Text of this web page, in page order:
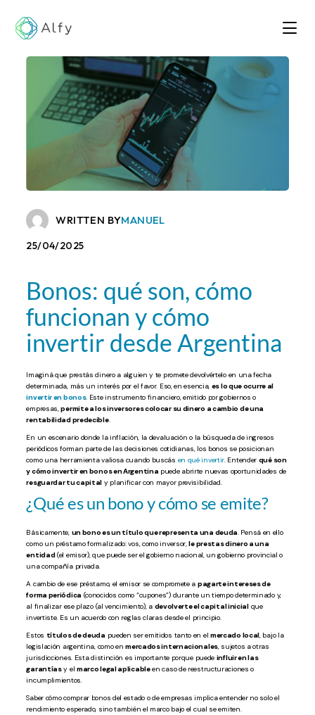
WRITTEN BYMANUEL
25/04/2025
Bonos: qué son, cómo
funcionan y cómo
invertir desde Argentina
Imaginá que prestás dinero a alguien y te promete devolvértelo en una fecha
determinada, más un interés por el favor. Eso, en esencia, es lo que ocurre al
invertir en bonos. Este instrumento financiero, emitido por gobiernos o
empresas,permite a los inversores colocar su dinero a cambio de una
rentabilidad predecible.
En un escenario donde la inflación, la devaluación o la búsqueda de ingresos
periódicos forman parte de las decisiones cotidianas, los bonos se posicionan
como una herramienta valiosa cuando buscás en qué invertir. Entender qué son
y cómo invertir en bonos en Argentina puede abrirte nuevas oportunidades de
resguardar tu capital y planificar con mayor previsibilidad.
¿Qué es un bono y cómo se emite?
Básicamente, un bono es un título que representa una deuda. Pensá en ello
como un préstamo formalizado: vos, como inversor,le prestas dinero a una
entidad(el emisor), que puede ser el gobierno nacional, un gobierno provincial o
una compañía privada.
A cambio de ese préstamo, el emisor se compromete a pagarte intereses de
forma periódica (conocidos como “cupones”) durante un tiempo determinado y,
al finalizar ese plazo (al vencimiento), a devolverte el capital inicialque
invertiste. Es un acuerdo con reglas claras desde el principio.
Estos títulos de deuda pueden ser emitidos tanto en el mercado local, bajo la
legislación argentina, como enmercados internacionales, sujetos a otras
jurisdicciones. Esta distinción es importante porque puede influir en las
garantíasy el marco legal aplicableen caso de reestructuraciones o
incumplimientos.
Saber cómo comprar bonos del estado o de empresas implica entender no solo el
rendimiento esperado, sino también el marco bajo el cual se emiten.